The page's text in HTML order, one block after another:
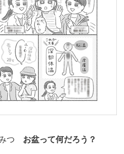
つ お盆って何だろう？